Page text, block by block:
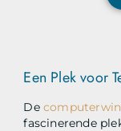
Een Plek voor
De
fascinerende